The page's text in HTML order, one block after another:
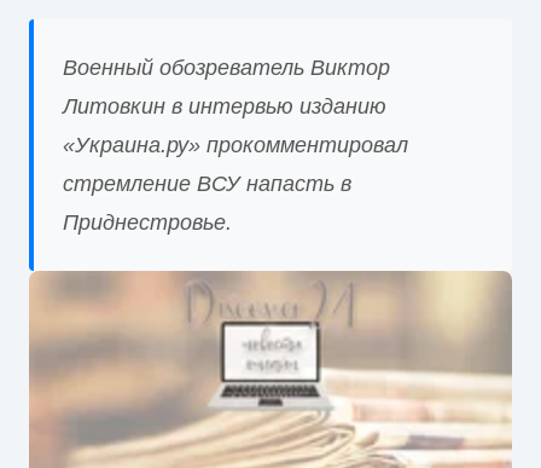
Военный обозреватель Виктор
Литовкин в интервью изданию
«Украина.ру» прокомментировал
стремление ВСУ напасть в
Приднестровье.